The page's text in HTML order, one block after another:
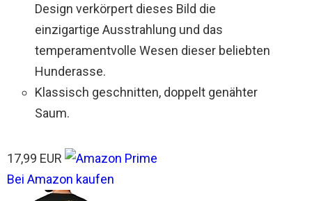
Design verkörpert dieses Bild die
einzigartige Ausstrahlung und das
temperamentvolle Wesen dieser beliebten
Hunderasse.
Klassisch geschnitten, doppelt genähter
Saum.
17,99 EUR
Bei Amazon kaufen